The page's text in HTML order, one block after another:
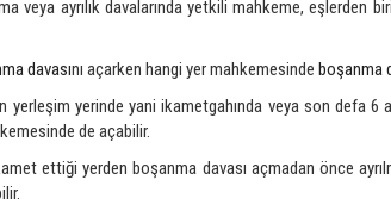
veya ayrılık davalarında yetkili mahkeme,
davasını açarken hangi yer mahkemesinde boşanma
yerleşim yerinde yani ikametgahında veya son
de açabilir.
ettiği yerden boşanma davası açmadan önce